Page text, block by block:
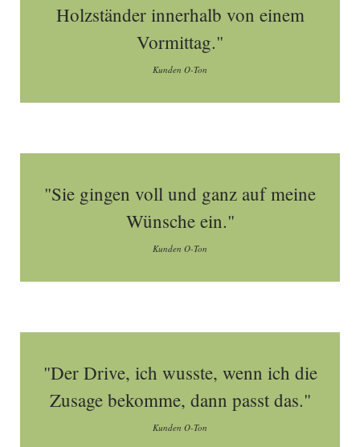
Holzständer innerhalb von einem
Vormittag."
Kunden O-Ton
"Sie gingen voll und ganz auf meine
Wünsche ein."
Kunden O-Ton
"Der Drive, ich wusste, wenn ich die
Zusage bekomme, dann passt das."
Kunden O-Ton